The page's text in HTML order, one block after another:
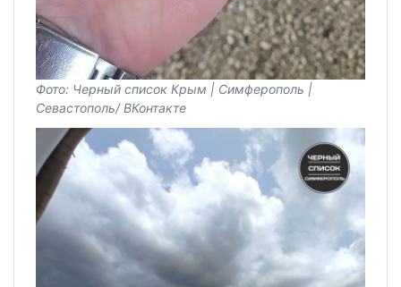
Фото: Черный список Крым | Симферополь |
Севастополь/ ВКонтакте